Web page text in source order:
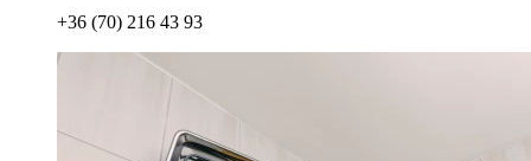
+36 (70) 216 43 93